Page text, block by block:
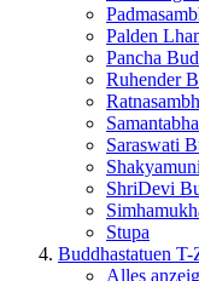
Palden
Pancha
Ruhender
Saraswati
ShriDevi
Stupa
Buddhastatuen T-
Alles